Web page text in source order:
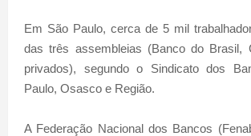
Em São Paulo, cerca de 5 mil
das três assembleias (Banco do Brasil,
privados), segundo o Sindicato dos
Paulo, Osasco e Região.
A Federação Nacional dos Bancos